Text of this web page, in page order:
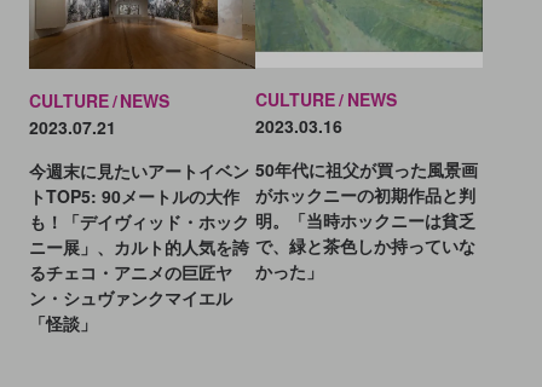
CULTURE NEWS
2023.07.21
今週末に見たいアートイベン
トTOP5: 90メートルの大作
も！「デイヴィッド・ホック
ニー展」、カルト的人気を誇
るチェコ・アニメの巨匠ヤ
ン・シュヴァンクマイエル
「怪談」
CULTURE NEWS
2023.03.16
50年代に祖父が買った風景画
がホックニーの初期作品と判
明。「当時ホックニーは貧乏
で、緑と茶色しか持っていな
かった」